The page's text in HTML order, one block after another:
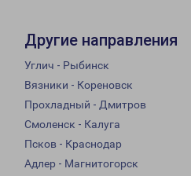
Другие направления
Углич - Рыбинск
Вязники - Кореновск
Прохладный - Дмитров
Смоленск - Калуга
Псков - Краснодар
Адлер - Магнитогорск